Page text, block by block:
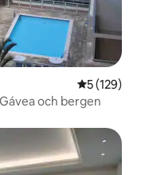
5 av 5 i
5 (129)
och bergen